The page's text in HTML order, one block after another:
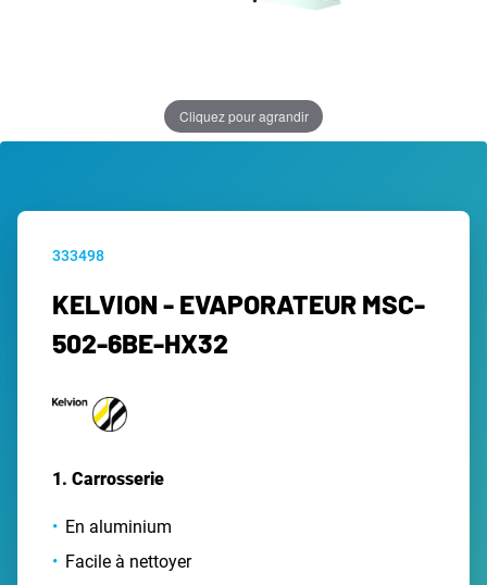
Cliquez pour agrandir
333498
KELVION - EVAPORATEUR MSC-
502-6BE-HX32
1. Carrosserie
En aluminium
Facile à nettoyer